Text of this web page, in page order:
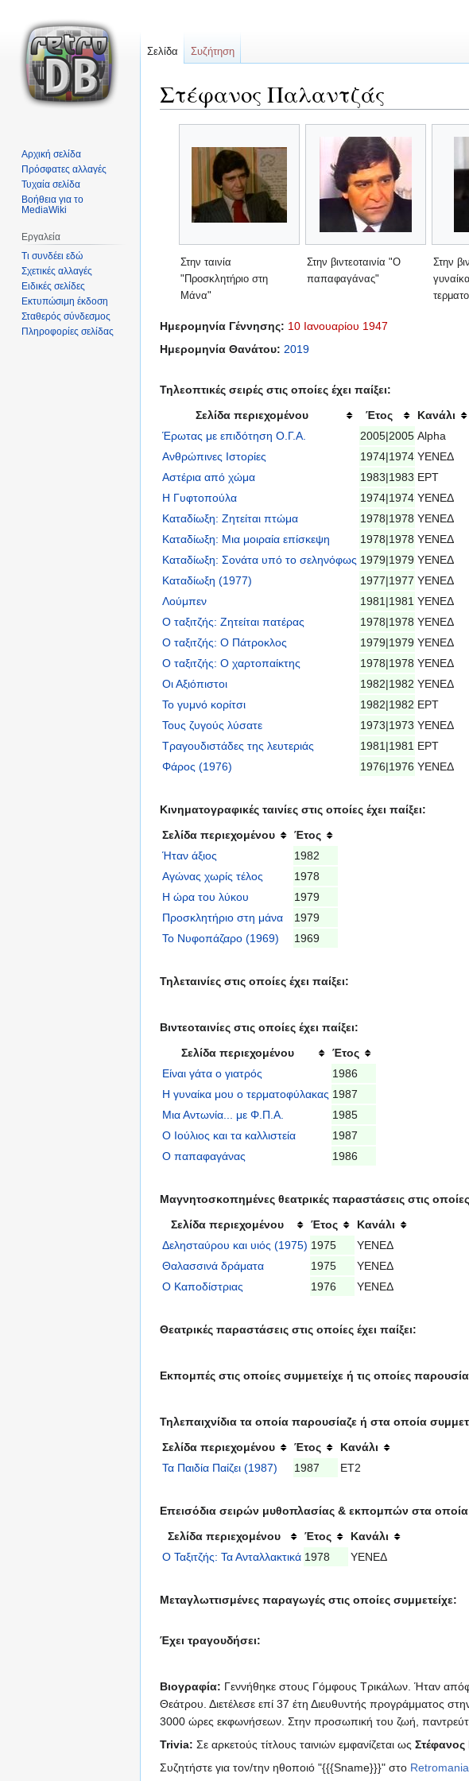
Στέφανος Παλαντζάς
αναζήτηση
Στην ταινία
"Προσκλητήριο στη
Μάνα"
Στην βιντεοταινία "Ο
παπαφαγάνας"
Στην
Ημερομηνία Γέννησης: 10 Ιανουαρίου 1947
Ημερομηνία Θανάτου: 2019
Τηλεοπτικές σειρές στις οποίες έχει παίξει:
Σελίδα περιεχομένου
Έτος
Κανάλι
Έρωτας με επιδότηση Ο.Γ.Α.
2005|2005 Alpha
Ανθρώπινες Ιστορίες
1974|1974 ΥΕΝΕΔ
Αστέρια από χώμα
1983|1983 ΕΡΤ
Η Γυφτοπούλα
1974|1974 ΥΕΝΕΔ
Καταδίωξη: Ζητείται πτώμα
1978|1978 ΥΕΝΕΔ
Καταδίωξη: Μια μοιραία επίσκεψη
1978|1978 ΥΕΝΕΔ
Καταδίωξη: Σονάτα υπό το σεληνόφως 1979|1979 ΥΕΝΕΔ
Καταδίωξη (1977)
1977|1977 ΥΕΝΕΔ
Λούμπεν
1981|1981 ΥΕΝΕΔ
Ο ταξιτζής: Ζητείται πατέρας
1978|1978 ΥΕΝΕΔ
Ο ταξιτζής: Ο Πάτροκλος
1979|1979 ΥΕΝΕΔ
Ο ταξιτζής: Ο χαρτοπαίκτης
1978|1978 ΥΕΝΕΔ
Οι Αξιόπιστοι
1982|1982 ΥΕΝΕΔ
Το γυμνό κορίτσι
1982|1982 ΕΡΤ
Τους ζυγούς λύσατε
1973|1973 ΥΕΝΕΔ
Τραγουδιστάδες της λευτεριάς
1981|1981 ΕΡΤ
Φάρος (1976)
1976|1976 ΥΕΝΕΔ
Κινηματογραφικές ταινίες στις οποίες έχει παίξει:
Σελίδα περιεχομένου
Έτος
Ήταν άξιος
1982
Αγώνας χωρίς τέλος
1978
Η ώρα του λύκου
1979
Προσκλητήριο στη μάνα
1979
Το Νυφοπάζαρο (1969)
1969
Τηλεταινίες στις οποίες έχει παίξει:
Βιντεοταινίες στις οποίες έχει παίξει:
Σελίδα περιεχομένου
Έτος
Είναι γάτα ο γιατρός
1986
Η γυναίκα μου ο τερματοφύλακας 1987
Μια Αντωνία... με Φ.Π.Α.
1985
Ο Ιούλιος και τα καλλιστεία
1987
Ο παπαφαγάνας
1986
Μαγνητοσκοπημένες θεατρικές παραστάσεις στις οποίες
Σελίδα περιεχομένου
Έτος
Κανάλι
Δελησταύρου και υιός (1975) 1975
ΥΕΝΕΔ
Θαλασσινά δράματα
1975
ΥΕΝΕΔ
Ο Καποδίστριας
1976 ΥΕΝΕΔ
Θεατρικές παραστάσεις στις οποίες έχει παίξει:
Εκπομπές στις οποίες συμμετείχε ή τις οποίες
Τηλεπαιχνίδια τα οποία παρουσίαζε ή στα οποία
Σελίδα περιεχομένου
Έτος
Κανάλι
Τα Παιδία Παίζει (1987)
1987 ΕΤ2
Επεισόδια σειρών μυθοπλασίας & εκπομπών στα οποία
Σελίδα περιεχομένου
Έτος
Κανάλι
Ο Ταξιτζής: Τα Ανταλλακτικά 1978 ΥΕΝΕΔ
Μεταγλωττισμένες παραγωγές στις οποίες συμμετείχε:
Έχει τραγουδήσει:
Βιογραφία: Γεννήθηκε στους Γόμφους Τρικάλων. Ήταν
Θεάτρου. Διετέλεσε επί 37 έτη Διευθυντής προγράμματος
3000 ώρες εκφωνήσεων. Στην προσωπική του ζωή,
Trivia: Σε αρκετούς τίτλους ταινιών εμφανίζεται ως Στέφανος
Συζητήστε για τον/την ηθοποιό "{{{Sname}}}" στο
Σελίδα Συζήτηση
Αρχική σελίδα
Πρόσφατες αλλαγές
Τυχαία σελίδα
Βοήθεια για το
MediaWiki
Εργαλεία
Τι συνδέει εδώ
Σχετικές αλλαγές
Ειδικές σελίδες
Εκτυπώσιμη έκδοση
Σταθερός σύνδεσμος
Πληροφορίες σελίδας